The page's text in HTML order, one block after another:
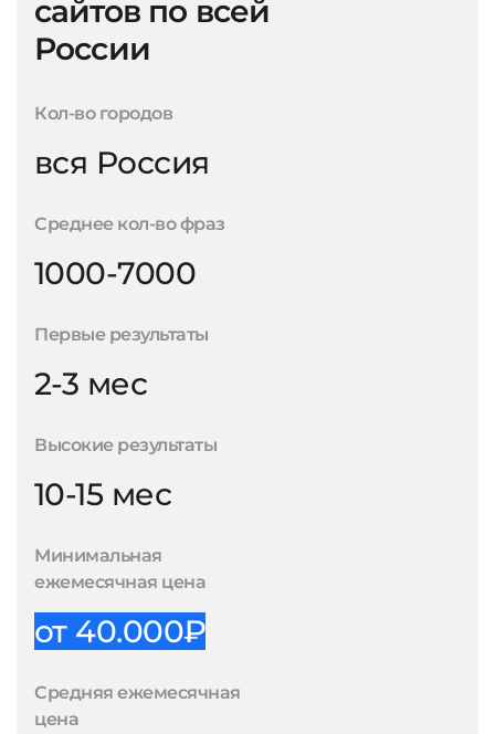
сайтов по всей
России
Кол-во городов
вся Россия
Среднее кол-во фраз
1000-7000
Первые результаты
2-3 мес
Высокие результаты
10-15 мес
Минимальная
ежемесячная цена
от 40.000₽
Средняя ежемесячная
цена